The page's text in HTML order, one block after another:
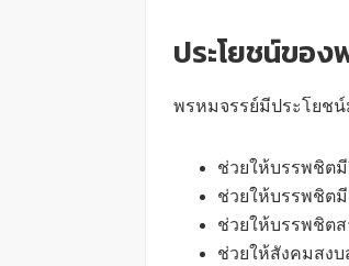
ประโยชน์ขอ
พรหมจรรย์มีประโยช
ช่วยให้บรรพชิต
ช่วยให้บรรพชิต
ช่วยให้บรรพชิต
ช่วยให้สังคมสง